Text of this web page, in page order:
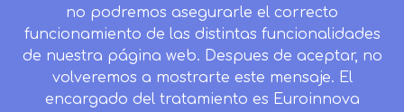
Ver Certificación en Soporte Vital
Básico y Avanzado
no podremos asegurarle el correcto
funcionamiento de las distintas funcionalidades
de nuestra página web. Despues de aceptar, no
volveremos a mostrarte este mensaje. El
encargado del tratamiento es Euroinnova